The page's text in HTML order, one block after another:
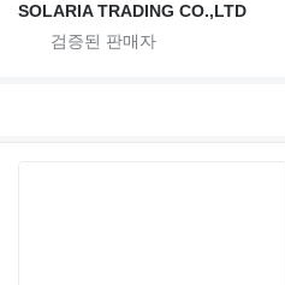
SOLARIA TRADING CO.,LTD